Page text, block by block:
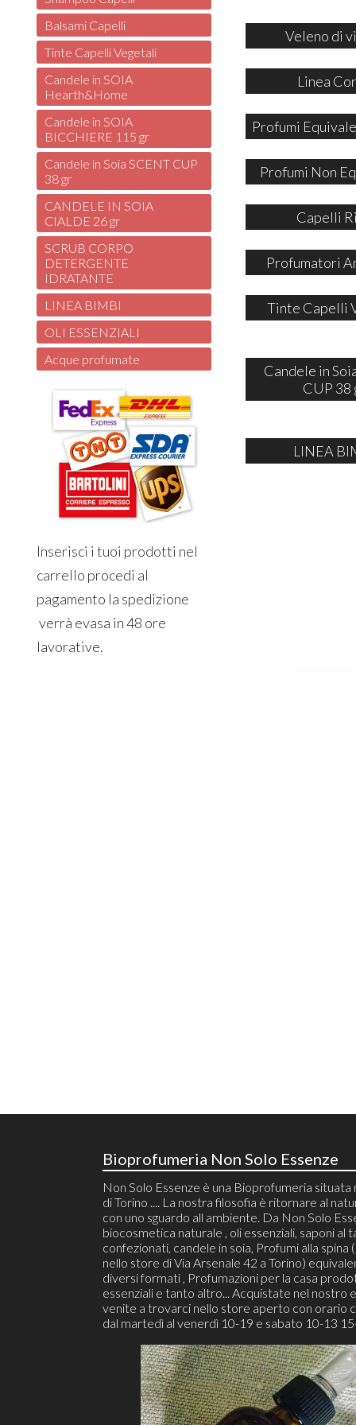
Veleno di
Linea
Profumi
Profumi Non
Capelli
Profumatori
Tinte Capelli
Candele in
CUP 38
LINEA
Balsami Capelli
Tinte Capelli Vegetali
Candele in SOIA
Hearth&Home
Candele in SOIA
BICCHIERE 115 gr
Candele in Soia SCENT CUP
38 gr
CANDELE IN SOIA
CIALDE 26 gr
SCRUB CORPO
DETERGENTE
IDRATANTE
LINEA BIMBI
OLI ESSENZIALI
Acque profumate
Inserisci i tuoi prodotti nel
carrello procedi al
pagamento la spedizione
verrà evasa in 48 ore
lavorative.
Bioprofumeria Non Solo Essenze
Non Solo Essenze è una Bioprofumeria situata
di Torino .... La nostra filosofia è ritornare al
con uno sguardo all ambiente. Da Non Solo
biocosmetica naturale , oli essenziali, saponi al
confezionati, candele in soia, Profumi alla spina
nello store di Via Arsenale 42 a Torino)
diversi formati , Profumazioni per la casa
essenziali e tanto altro... Acquistate nel nostro
venite a trovarci nello store aperto con orario
dal martedì al venerdì 10-19 e sabato 10-13